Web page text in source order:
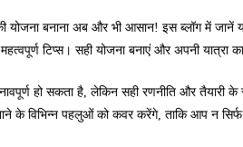
योजना बनाना अब और भी आसान! इस ब्लॉग में
टिप्स। सही योजना बनाएं और अपनी यात्रा
हो सकता है, लेकिन सही रणनीति और
के विभिन्न पहलुओं को कवर करेंगे, ताकि आप न